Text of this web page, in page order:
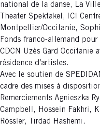
national de la danse, La
Theater Spektakel, ICI
Montpellier/Occitanie,
Fonds franco-allemand
CDCN Uzès Gard Occitanie
résidence d’artistes.
Avec le soutien de
cadre des mises à
Remerciements Agnieszka
Campbell, Hossein Fakhri,
Rössler, Tirdad Hashemi.